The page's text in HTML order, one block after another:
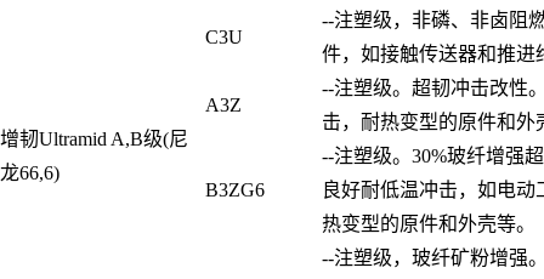
C3U
--注塑级，非磷、非卤阻
件，如接触传送器和推进
增韧Ultramid A,B级(尼
龙66,6)
A3Z
--注塑级。超韧冲击改性
击，耐热变型的原件和外
B3ZG6
--注塑级。30%玻纤增强
良好耐低温冲击，如电
热变型的原件和外壳等。
--注塑级，玻纤矿粉增强